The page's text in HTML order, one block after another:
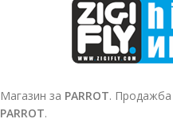
Магазин за PARROT. Продажба
PARROT.